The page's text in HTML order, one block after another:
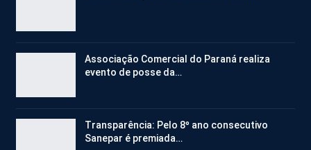
Associação Comercial do Paraná realiza
evento de posse da…
Transparência: Pelo 8º ano consecutivo
Sanepar é premiada…